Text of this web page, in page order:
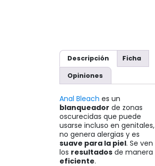
Descripción Ficha
Opiniones
Anal Bleach es un
blanqueador de zonas
oscurecidas que puede
usarse incluso en genitales,
no genera alergias y es
suave para la piel. Se ven
los resultados de manera
eficiente.